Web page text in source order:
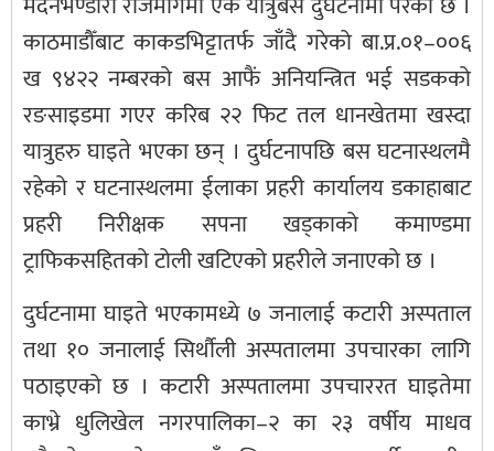
काठमाडौँबाट काकडभिट्टातर्फ जाँदै गरेको बा.प्र.०१–००६
ख ९४२२ नम्बरको बस आफैं अनियन्त्रित भई सडकको
रङसाइडमा गएर करिब २२ फिट तल धानखेतमा खस्दा
यात्रुहरु घाइते भएका छन् । दुर्घटनापछि बस घटनास्थलमै
रहेको र घटनास्थलमा ईलाका प्रहरी कार्यालय डकाहाबाट
प्रहरी निरीक्षक सपना खड्काको कमाण्डमा
ट्राफिकसहितको टोली खटिएको प्रहरीले जनाएको छ ।
दुर्घटनामा घाइते भएकामध्ये ७ जनालाई कटारी अस्पताल
तथा १० जनालाई सिर्थौली अस्पतालमा उपचारका लागि
पठाइएको छ । कटारी अस्पतालमा उपचाररत घाइतेमा
काभ्रे धुलिखेल नगरपालिका–२ का २३ वर्षीय माधव